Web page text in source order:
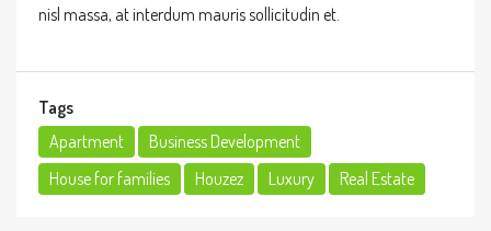
nisl massa, at interdum mauris sollicitudin et.
Tags
Apartment
Business Development
House for families
Houzez Luxury Real Estate